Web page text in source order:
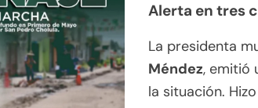
Alerta en tres
La presidenta
Méndez, emitió
la situación.